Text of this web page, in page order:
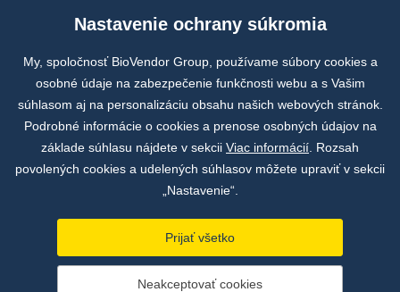
Spoločné projekty
Copyright © by BioVendor Group 2026
Nastavenie ochrany súkromia
My, spoločnosť BioVendor Group, používame súbory cookies a
osobné údaje na zabezpečenie funkčnosti webu a s Vašim
súhlasom aj na personalizáciu obsahu našich webových stránok.
Podrobné informácie o cookies a prenose osobných údajov na
základe súhlasu nájdete v sekcii Viac informácií . Rozsah
povolených cookies a udelených súhlasov môžete upraviť v sekcii
„Nastavenie“.
Prijať všetko
Neakceptovať cookies